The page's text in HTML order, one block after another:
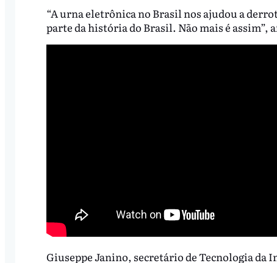
“A urna eletrônica no Brasil nos ajudou a
parte da história do Brasil. Não mais é assim”,
Giuseppe Janino, secretário de Tecnologia da